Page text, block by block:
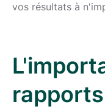
vos résultats à
rapports